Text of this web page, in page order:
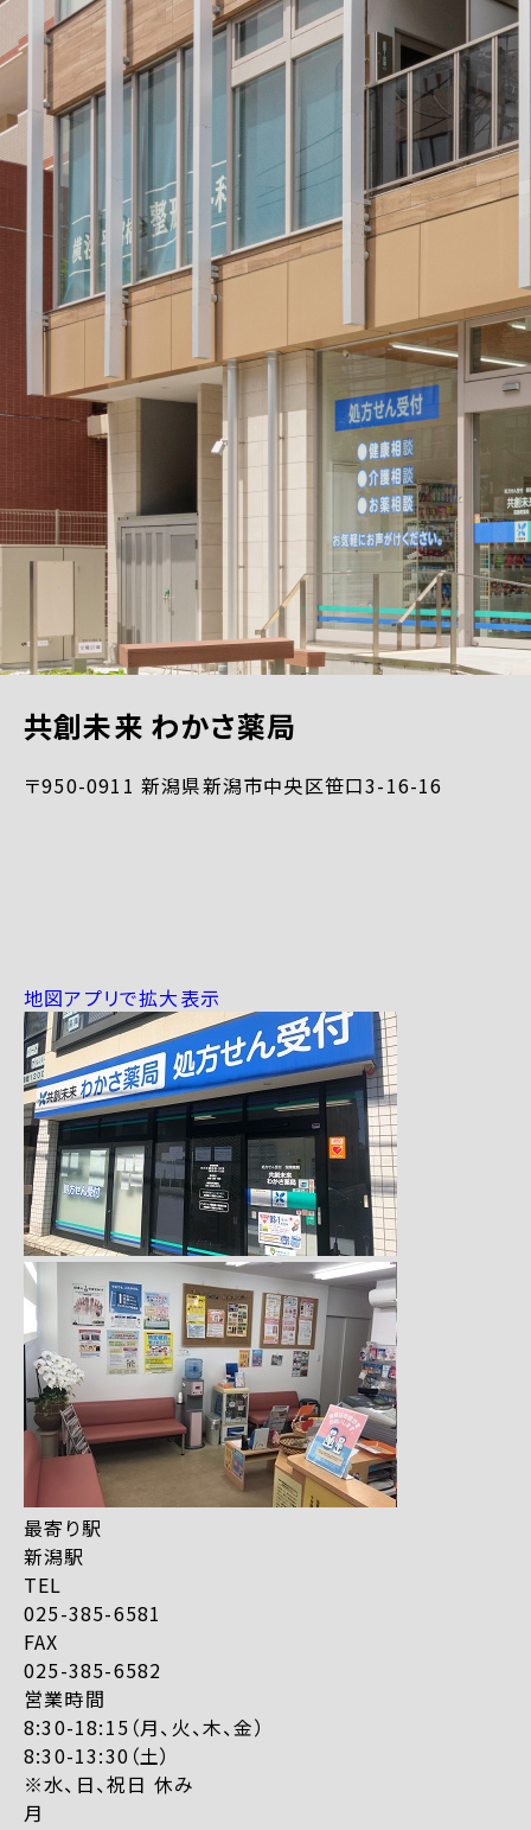
共創未来 わかさ薬局
〒950-0911 新潟県新潟市中央区笹口3-16-16
地図アプリで拡大表示
最寄り駅
新潟駅
TEL
025-385-6581
FAX
025-385-6582
営業時間
8:30-18:15（月、火、木、金）
8:30-13:30（土）
※水、日、祝日 休み
月